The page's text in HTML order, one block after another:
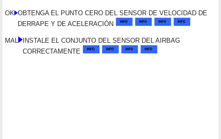
OK OBTENGA EL PUNTO CERO DEL SENSOR DE VELOCIDAD DE
DERRAPE Y DE ACELERACIÓN
MAL
INSTALE EL CONJUNTO DEL SENSOR DEL AIRBAG
CORRECTAMENTE